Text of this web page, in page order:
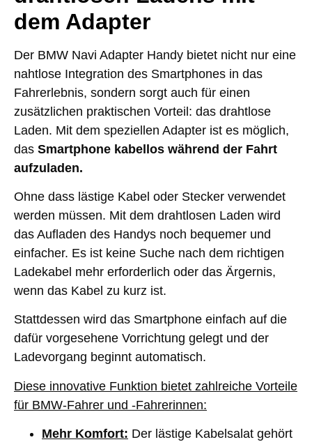
dem Adapter
Der BMW Navi Adapter Handy bietet nicht nur eine
nahtlose Integration des Smartphones in das
Fahrerlebnis, sondern sorgt auch für einen
zusätzlichen praktischen Vorteil: das drahtlose
Laden. Mit dem speziellen Adapter ist es möglich,
das Smartphone kabellos während der Fahrt
aufzuladen.
Ohne dass lästige Kabel oder Stecker verwendet
werden müssen. Mit dem drahtlosen Laden wird
das Aufladen des Handys noch bequemer und
einfacher. Es ist keine Suche nach dem richtigen
Ladekabel mehr erforderlich oder das Ärgernis,
wenn das Kabel zu kurz ist.
Stattdessen wird das Smartphone einfach auf die
dafür vorgesehene Vorrichtung gelegt und der
Ladevorgang beginnt automatisch.
Diese innovative Funktion bietet zahlreiche Vorteile
für BMW-Fahrer und -Fahrerinnen:
Mehr Komfort: Der lästige Kabelsalat gehört